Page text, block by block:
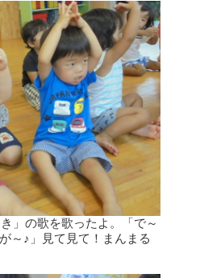
き」の歌を歌ったよ。「で～
～♪」見て見て！まんまる